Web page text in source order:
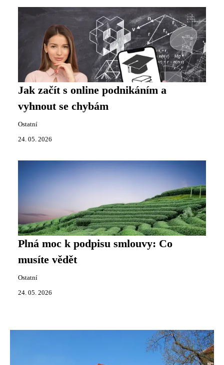
Jak začít s online podnikáním a
vyhnout se chybám
Ostatní
24. 05. 2026
Plná moc k podpisu smlouvy: Co
musíte vědět
Ostatní
24. 05. 2026